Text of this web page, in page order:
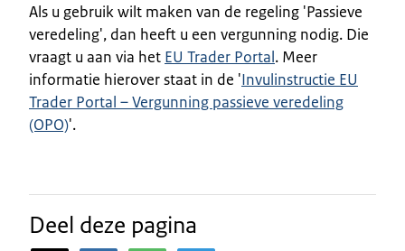
Als u gebruik wilt maken van de regeling 'Passieve
veredeling', dan heeft u een vergunning nodig. Die
vraagt u aan via het EU Trader Portal. Meer
informatie hierover staat in de 'Invulinstructie EU
Trader Portal – Vergunning passieve veredeling
(OPO)'.
Deel deze pagina